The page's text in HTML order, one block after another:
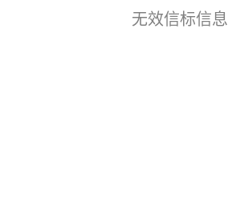
无效信标信息